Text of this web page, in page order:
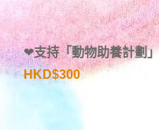
❤支持「動物助養計劃」
HKD$300